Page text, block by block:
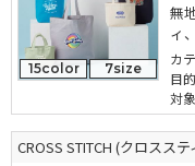
15color 7size
無
ィ
カ
目
対
CROSS STITCH (クロスス